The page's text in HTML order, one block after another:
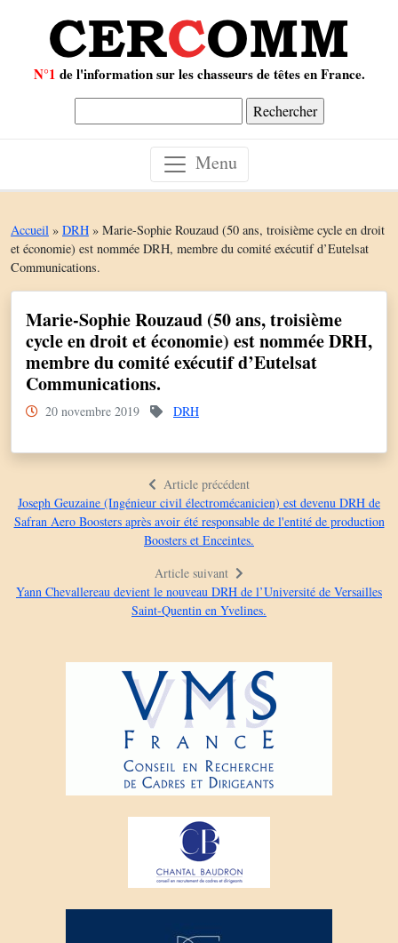
N°1 de l'information sur les chasseurs de têtes en France.
Menu
Accueil » DRH » Marie-Sophie Rouzaud (50 ans, troisième cycle en droit
et économie) est nommée DRH, membre du comité exécutif d’Eutelsat
Communications.
Marie-Sophie Rouzaud (50 ans, troisième
cycle en droit et économie) est nommée DRH,
membre du comité exécutif d’Eutelsat
Communications.
20 novembre 2019 DRH
Article précédent
Joseph Geuzaine (Ingénieur civil électromécanicien) est devenu DRH de
Safran Aero Boosters après avoir été responsable de l'entité de production
Boosters et Enceintes.
Article suivant
Yann Chevallereau devient le nouveau DRH de l’Université de Versailles
Saint-Quentin en Yvelines.